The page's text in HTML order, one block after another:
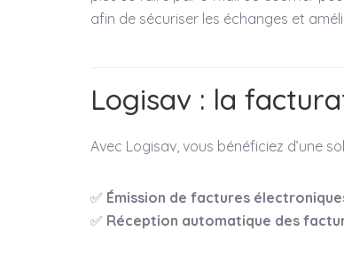
afin de sécuriser les échanges et
Logisav : la
Avec Logisav, vous bénéficiez d’une
✅ Émission de factures
✅ Réception automatique des